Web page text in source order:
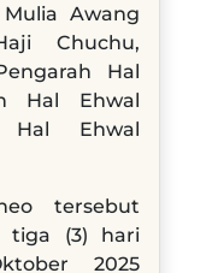
Awang
Chuchu,
Hal
Hal Ehwal
Hal Ehwal
tersebut
tiga (3) hari
2025